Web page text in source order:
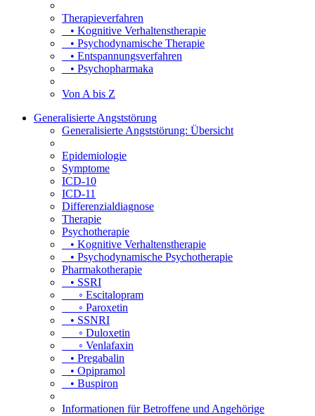
Therapieverfahren
• Kognitive Verhaltenstherapie
• Psychodynamische Therapie
• Entspannungsverfahren
• Psychopharmaka
Von A bis Z
Generalisierte Angststörung
Generalisierte Angststörung: Übersicht
Epidemiologie
Symptome
ICD-10
ICD-11
Differenzialdiagnose
Therapie
Psychotherapie
• Kognitive Verhaltenstherapie
• Psychodynamische Psychotherapie
Pharmakotherapie
• SSRI
◦ Escitalopram
◦ Paroxetin
• SSNRI
◦ Duloxetin
◦ Venlafaxin
• Pregabalin
• Opipramol
• Buspiron
Informationen für Betroffene und Angehörige